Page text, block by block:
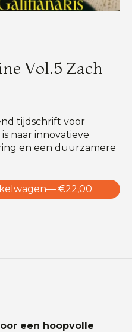
Vol.5 Zach
tijdschrift voor
naar innovatieve
en een duurzamere
— €22,00
een hoopvolle